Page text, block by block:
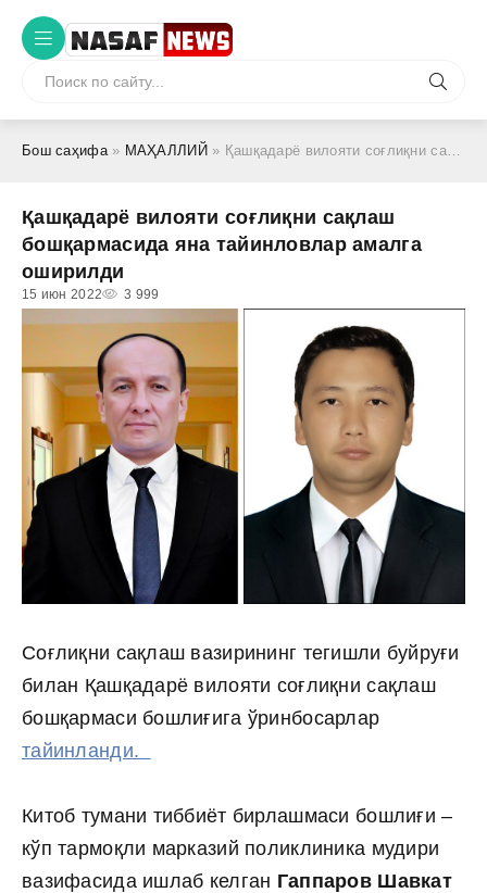
Бош саҳифа» МАҲАЛЛИЙ » Қашқадарё вилояти соғлиқни сақлаш бошқармасида яна тайинловлар амалга оширилди
Қашқадарё вилояти соғлиқни сақлаш
бошқармасида яна тайинловлар амалга
оширилди
15 июн 2022 3 999
Соғлиқни сақлаш вазирининг тегишли буйруғи
билан Қашқадарё вилояти соғлиқни сақлаш
бошқармаси бошлиғига ўринбосарлар
тайинланди.
Китоб тумани тиббиёт бирлашмаси бошлиғи –
кўп тармоқли марказий поликлиника мудири
вазифасида ишлаб келган Гаппаров Шавкат